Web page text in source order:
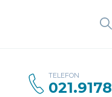
TELEFON
021.9178